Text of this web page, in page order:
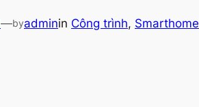
—byadminin Công trình, Smarthome